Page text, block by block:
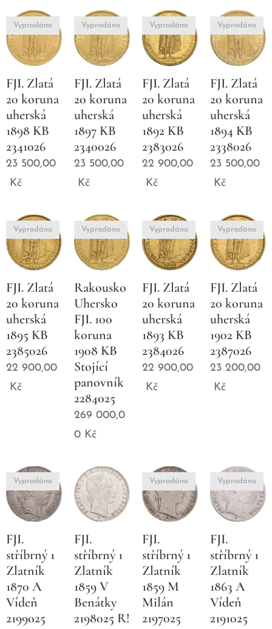
FJI. Zlatá
20 koruna
uherská
1898 KB
2341026
Vyprodáno
23 500,00
Kč
FJI. Zlatá
20 koruna
uherská
1897 KB
2340026
Vyprodáno
23 500,00
Kč
FJI. Zlatá
20 koruna
uherská
1892 KB
2383026
Vyprodáno
22 900,00
Kč
FJI. Zlatá
20 koruna
uherská
1894 KB
2338026
Vyprodáno
23 500,00
Kč
FJI. Zlatá
20 koruna
uherská
1895 KB
2385026
Vyprodáno
22 900,00
Kč
Rakousko
Uhersko
FJI. 100
koruna
1908 KB
Stojící
panovník
2284025
Vyprodáno
269 000,0
0 Kč
FJI. Zlatá
20 koruna
uherská
1893 KB
2384026
Vyprodáno
22 900,00
Kč
FJI. Zlatá
20 koruna
uherská
1902 KB
2387026
Vyprodáno
23 200,00
Kč
FJI.
stříbrný 1
Zlatník
1870 A
Vídeň
2199025
Vyprodáno
FJI.
stříbrný 1
Zlatník
1859 V
Benátky
2198025 R!
FJI.
stříbrný 1
Zlatník
1859 M
Milán
2197025
Vyprodáno
FJI.
stříbrný 1
Zlatník
1863 A
Vídeň
2191025
Vyprodáno